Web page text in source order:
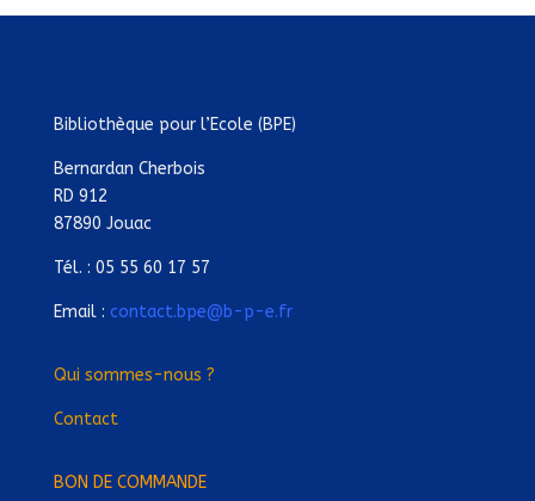
Bibliothèque pour l’Ecole (BPE)
Bernardan Cherbois
RD 912
87890 Jouac
Tél. : 05 55 60 17 57
Email : contact.bpe@b-p-e.fr
Qui sommes-nous ?
Contact
BON DE COMMANDE